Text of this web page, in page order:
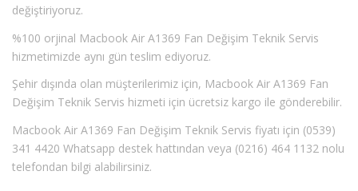
değiştiriyoruz.
%100 orjinal Macbook Air A1369 Fan Değişim Teknik Servis
hizmetimizde aynı gün teslim ediyoruz.
Şehir dışında olan müşterilerimiz için, Macbook Air A1369 Fan
Değişim Teknik Servis hizmeti için ücretsiz kargo ile gönderebilir.
Macbook Air A1369 Fan Değişim Teknik Servis fiyatı için (0539)
341 4420 Whatsapp destek hattından veya (0216) 464 1132 nolu
telefondan bilgi alabilirsiniz.